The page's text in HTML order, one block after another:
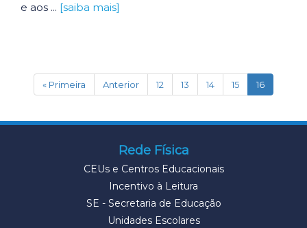
e aos ... [saiba mais]
« Primeira Anterior 12 13 14 15 16(current)
Rede Física
CEUs e Centros Educacionais
Incentivo à Leitura
SE - Secretaria de Educação
Unidades Escolares